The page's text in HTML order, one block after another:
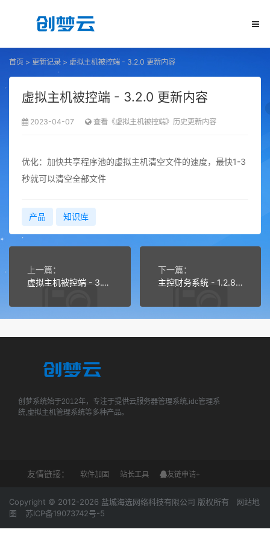
首页 > 更新记录 > 虚拟主机被控端 - 3.2.0 更新内容
虚拟主机被控端 - 3.2.0 更新内容
2023-04-07 查看《虚拟主机被控端》历史更新内容
优化：加快共享程序池的虚拟主机清空文件的速度，最快1-3
秒就可以清空全部文件
产品 知识库
上一篇：
虚拟主机被控端 - 3.1.9 更新内容
下一篇：
主控财务系统 - 1.2.8 更新内容
创梦系统始于2012年，专注于提供云服务器管理系统,idc管理系
统,虚拟主机管理系统等多种产品。
友情链接： 软件加固 站长工具 友链申请+
Copyright © 2012-2026 盐城海选网络科技有限公司 版权所有
网站地
图
苏ICP备19073742号-5